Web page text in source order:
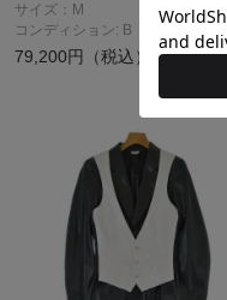
サイズ：M
コンディション: B
79,200円（税込）